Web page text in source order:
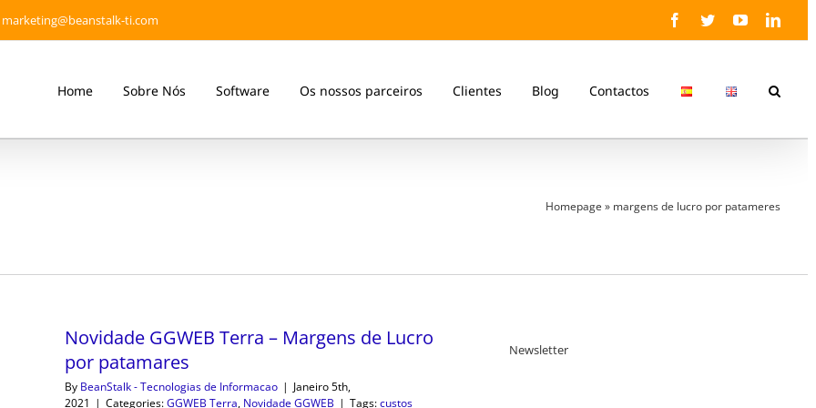
marketing@beanstalk-ti.com Facebook
TwitterYouTube
Home Sobre Nós Software Os nossos parceiros Clientes Blog Contactos
Homepage » margens de lucro por patameres
Novidade GGWEB Terra – Margens de Lucro
por patamares
By BeanStalk - Tecnologias de Informacao | Janeiro 5th,
2021 | Categories:GGWEB Terra, Novidade GGWEB | Tags:custos
Newsletter